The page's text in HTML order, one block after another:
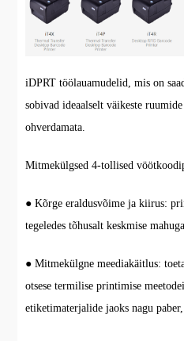
iDPRT töölauamudelid, mis on
sobivad ideaalselt väikeste
ohverdamata.
Mitmekülgsed 4-tollised
● Kõrge eraldusvõime ja kiirus:
tegeledes tõhusalt keskmise
● Mitmekülgne meediakäitlus:
otsese termilise printimise
etiketimaterjalide jaoks nagu